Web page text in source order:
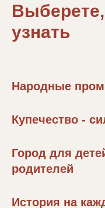
узнать
Народные
Купечество -
Город для
родителей
История на